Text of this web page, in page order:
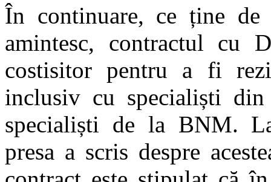
În continuare, ce ține de
amintesc, contractul cu
costisitor pentru a fi
inclusiv cu specialiști
specialiști de la BNM.
presa a scris despre